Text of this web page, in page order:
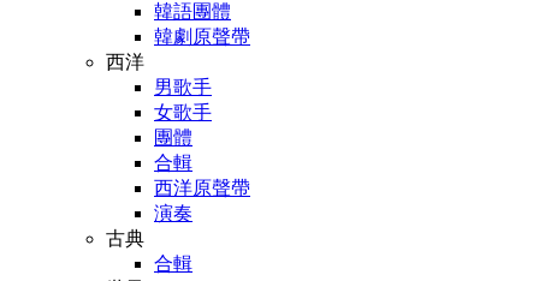
韓語團體
韓劇原聲帶
西洋
男歌手
女歌手
團體
合輯
西洋原聲帶
演奏
古典
合輯